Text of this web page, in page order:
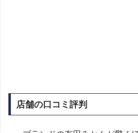
店舗の口コミ評判